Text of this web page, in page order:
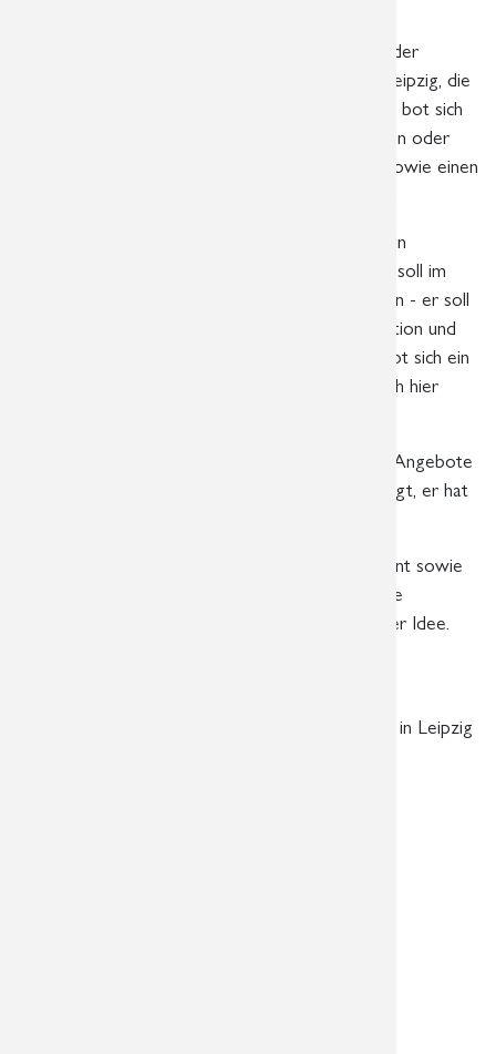
Veranstaltung: Mitarbeiterinnen und Mitarbeiter der
verschiedensten medizinischen Einrichtungen in Leipzig, die
täglich mit dem Thema Brustkrebs zu tun haben, bot sich
die Gelegenheit für ein persönliches Kennenlernen oder
vertraute Gespräche mit langjährigen Kollegen sowie einen
75.000 Neuerkrankungen an Brustkrebs gibt es in
Deutschland jährlich, für jede neu erkrankte Frau soll im
Rahmen des PINK SHOE DAYS ein Schuh stehen - er soll
ein Zeichen setzen für Aufmerksamkeit, Information und
Vorsorge. Auf den Treppen der Oper Leipzig bot sich ein
pinkes Meer an kreativ gestalteten Schuhen. Auch hier
Dieser Tag sollte informieren, Ängste abbauen, Angebote
unterbereiten und Mut machen – ich bin überzeugt, er hat
Vielen Dank an alle Beteiligten für ihr Engagement sowie
an die Berliner Agentur 2PAX für die angenehme
Zusammenarbeit, die Planung und Umsetzung der Idee.
Überörtliche Radiologische Gemeinschaftspraxis in Leipzig